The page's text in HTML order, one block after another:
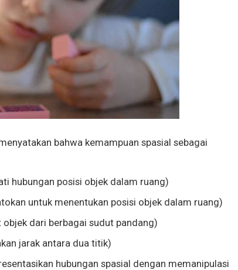
bahwa kemampuan spasial sebagai
hubungan posisi objek dalam ruang)
untuk menentukan posisi objek dalam ruang)
dari berbagai sudut pandang)
jarak antara dua titik)
hubungan spasial dengan memanipulasi